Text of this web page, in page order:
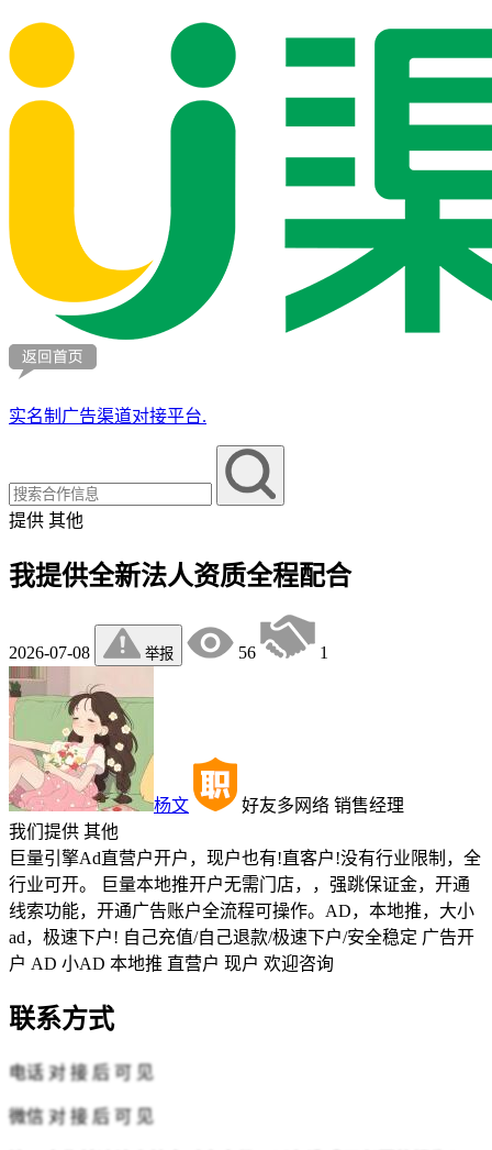
实名制广告渠道对接平台.
提供 其他
我提供全新法人资质全程配合
2026-07-08 举报 56 1
杨文 好友多网络 销售经理
我们提供 其他
巨量引擎Ad直营户开户，现户也有!直客户!没有行业限制，全
行业可开。 巨量本地推开户无需门店，，强跳保证金，开通
线索功能，开通广告账户全流程可操作。AD，本地推，大小
ad，极速下户! 自己充值/自己退款/极速下户/安全稳定 广告开
户 AD 小AD 本地推 直营户 现户 欢迎咨询
联系方式
电话 对 接 后 可 见
微信 对 接 后 可 见